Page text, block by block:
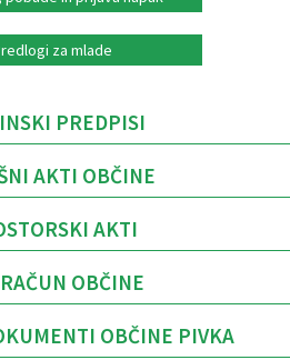
za mlade
PREDPISI
AKTI OBČINE
AKTI
OBČINE
OBČINE PIVKA